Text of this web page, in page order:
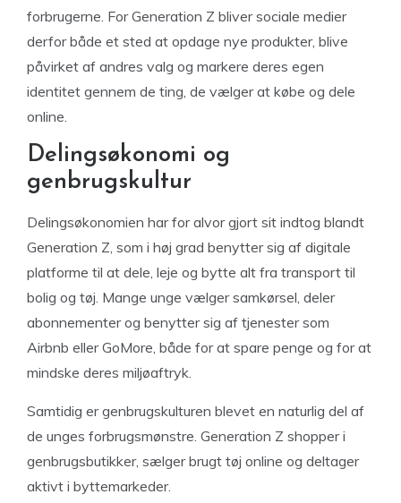
forbrugerne. For Generation Z bliver sociale medier
derfor både et sted at opdage nye produkter, blive
påvirket af andres valg og markere deres egen
identitet gennem de ting, de vælger at købe og dele
online.
Delingsøkonomi og
genbrugskultur
Delingsøkonomien har for alvor gjort sit indtog blandt
Generation Z, som i høj grad benytter sig af digitale
platforme til at dele, leje og bytte alt fra transport til
bolig og tøj. Mange unge vælger samkørsel, deler
abonnementer og benytter sig af tjenester som
Airbnb eller GoMore, både for at spare penge og for at
mindske deres miljøaftryk.
Samtidig er genbrugskulturen blevet en naturlig del af
de unges forbrugsmønstre. Generation Z shopper i
genbrugsbutikker, sælger brugt tøj online og deltager
aktivt i byttemarkeder.